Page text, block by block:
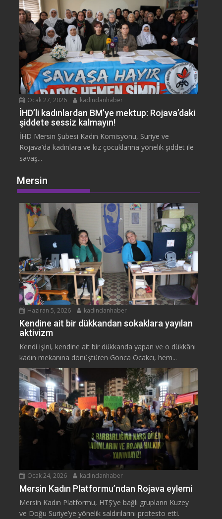
Ocak 27, 2026 kadindanhaber
İHD’li kadınlardan BM’ye mektup: Rojava’daki
şiddete sessiz kalmayın!
İHD Mersin Şubesi Kadın Komisyonu, Suriye ve
Rojava’da kadınlara ve kız çocuklarına yönelik şiddet ile
savaş...
Mersin
Haziran 5, 2026 kadindanhaber
Kendine ait bir dükkandan sokaklara yayılan
aktivizm
Kendi işini, kendine ait bir dükkanda yapan ve o dükkânı
kadın mekanına dönüştüren Gonca Ocakcı, hem...
Ocak 24, 2026 kadindanhaber
Mersin Kadın Platformu’ndan Rojava eylemi
Mersin Kadın Platformu, HTŞ’ye bağlı grupların Kuzey
ve Doğu Suriye’ye yönelik saldırılarını protesto etti.